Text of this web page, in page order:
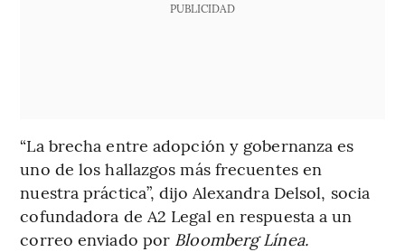
PUBLICIDAD
“La brecha entre adopción y gobernanza es
uno de los hallazgos más frecuentes en
nuestra práctica”, dijo Alexandra Delsol, socia
cofundadora de A2 Legal en respuesta a un
correo enviado por Bloomberg Línea.